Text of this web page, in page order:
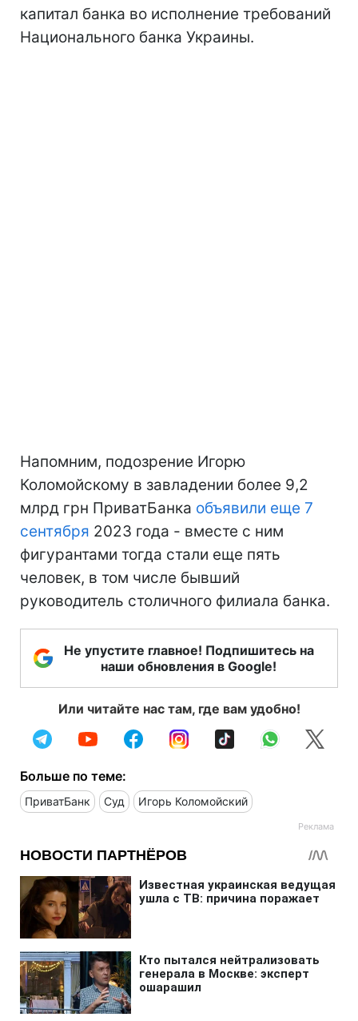
капитал банка во исполнение требований
Национального банка Украины.
Напомним, подозрение Игорю
Коломойскому в завладении более 9,2
млрд грн ПриватБанка объявили еще 7
сентября 2023 года - вместе с ним
фигурантами тогда стали еще пять
человек, в том числе бывший
руководитель столичного филиала банка.
Не упустите главное! Подпишитесь на
наши обновления в Google!
Или читайте нас там, где вам удобно!
Больше по теме:
ПриватБанк Суд Игорь Коломойский